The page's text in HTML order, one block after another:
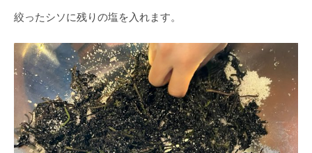
絞ったシソに残りの塩を入れます。